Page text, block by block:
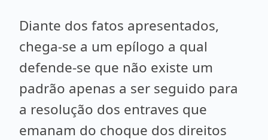
Diante dos fatos apresentados,
chega-se a um epílogo a qual
defende-se que não existe um
padrão apenas a ser seguido para
a resolução dos entraves que
emanam do choque dos direitos